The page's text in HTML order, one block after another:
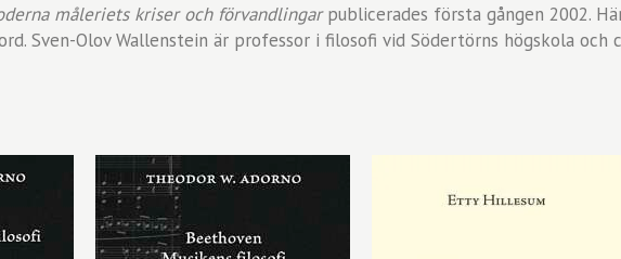
måleriets kriser och förvandlingarpublicerades första gången 2002.
Sven-Olov Wallenstein är professor i filosofi vid Södertörns högskola och